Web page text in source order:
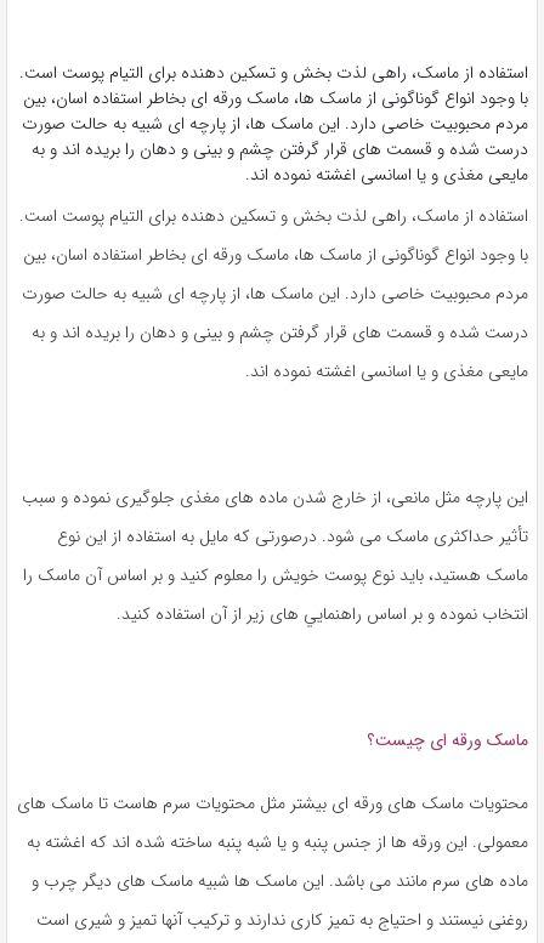
استفاده از ماسک، راهی لذت بخش و تسکین دهنده برای التیام پوست است.
با وجود انواع گوناگونی از ماسک ها، ماسک ورقه ای بخاطر استفاده اسان، بین
مردم محبوبیت خاصی دارد. این ماسک ها، از پارچه ای شبیه به حالت صورت
درست شده و قسمت های قرار گرفتن چشم و بینی و دهان را بریده اند و به
مایعی مغذی و یا اسانسی اغشته نموده اند.
استفاده از ماسک، راهی لذت بخش و تسکین دهنده برای التیام پوست است.
با وجود انواع گوناگونی از ماسک ها، ماسک ورقه ای بخاطر استفاده اسان، بین
مردم محبوبیت خاصی دارد. این ماسک ها، از پارچه ای شبیه به حالت صورت
درست شده و قسمت های قرار گرفتن چشم و بینی و دهان را بریده اند و به
مایعی مغذی و یا اسانسی اغشته نموده اند.
این پارچه مثل مانعی، از خارج شدن ماده های مغذی جلوگیری نموده و سبب
تأثير حداکثری ماسک می شود. درصورتی که مایل به استفاده از این نوع
ماسک هستید، باید نوع پوست خویش را معلوم کنید و بر اساس آن ماسک را
انتخاب نموده و بر اساس راهنمايي های زیر از آن استفاده کنید.
ماسک ورقه ای چیست؟
محتويات ماسک های ورقه ای بیشتر مثل محتويات سرم هاست تا ماسک های
معمولی. این ورقه ها از جنس پنبه و یا شبه پنبه ساخته شده اند که اغشته به
ماده های سرم مانند می باشد. این ماسک ها شبیه ماسک های ديگر چرب و
روغنی نیستند و احتیاج به تمیز کاری ندارند و ترکیب آنها تمیز و شیری است